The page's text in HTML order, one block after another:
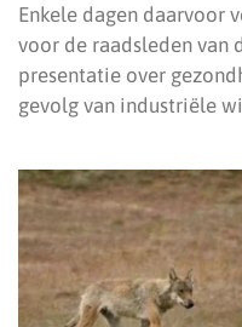
Enkele dagen daarvoor
voor de raadsleden van
presentatie over
gevolg van industriële